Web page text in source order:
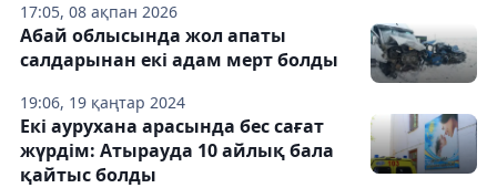
17:05, 08 ақпан 2026
19:06, 19 қаңтар 2024
Абай облысында жол апаты
салдарынан екі адам мерт болды
Екі аурухана арасында бес сағат
жүрдім: Атырауда 10 айлық бала
қайтыс болды